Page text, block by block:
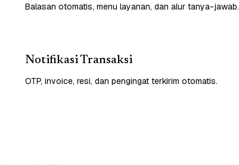
Balasan otomatis, menu layanan, dan alur tanya-jawab.
Notifikasi Transaksi
OTP, invoice, resi, dan pengingat terkirim otomatis.